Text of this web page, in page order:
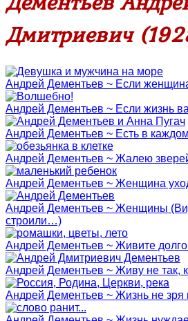
Дмитриевич
Андрей Дементьев ~ Если
Андрей Дементьев ~ Если жизнь
Андрей Дементьев ~ Есть в
Андрей Дементьев ~ Жалею
Андрей Дементьев ~ Женщина
Андрей Дементьев ~ Женщины
строили…)
Андрей Дементьев ~ Живите
Андрей Дементьев ~ Живу не так,
Андрей Дементьев ~ Жизнь не